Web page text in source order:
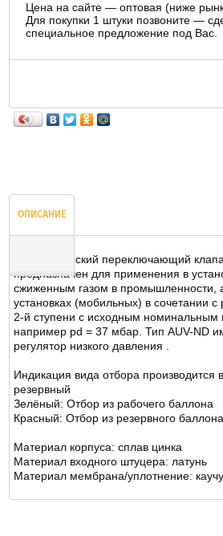
Цена на сайте — оптовая (ниже
Для покупки 1 штуки позвоните —
специальное предложение под Вас.
ОПИСАНИЕ
Автоматический переключающий
предназначен для применения в
сжиженным газом в промышленности,
установках (мобильных) в сочетании с
2-й ступени с исходным номинальным
например pd = 37 мбар. Тип AUV-ND
регулятор низкого давления .
Индикация вида отбора производится
резервный
Зелёный: Отбор из рабочего баллона
Красный: Отбор из резервного баллона
Материал корпуса: сплав цинка
Материал входного штуцера: латунь
Материал мембрана/уплотнение: